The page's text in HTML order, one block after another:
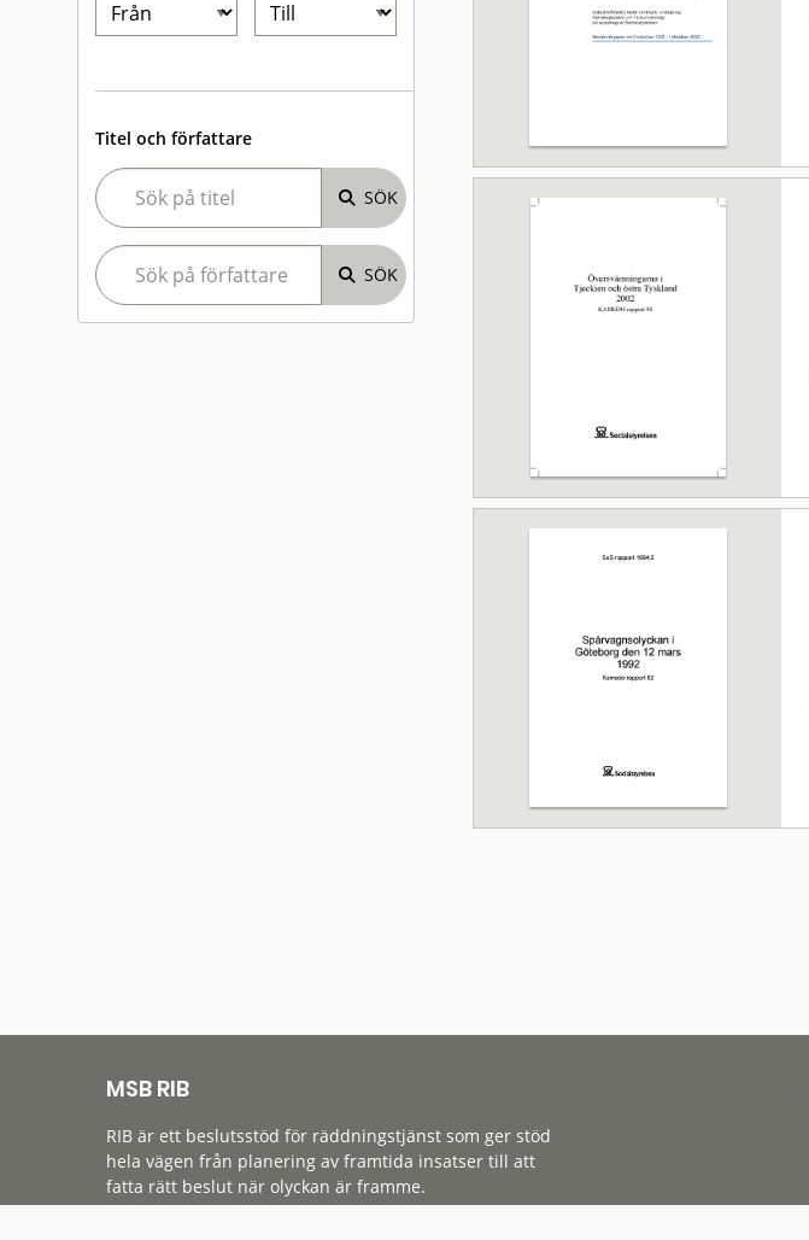
Titel och författare
MSB RIB
RIB är ett beslutsstöd för räddningstjänst som ger stöd
hela vägen från planering av framtida insatser till att
fatta rätt beslut när olyckan är framme.